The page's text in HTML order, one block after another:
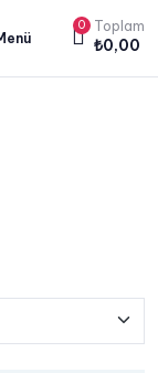
0 Toplam
₺0,00